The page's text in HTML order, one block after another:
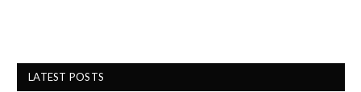
LATEST POSTS